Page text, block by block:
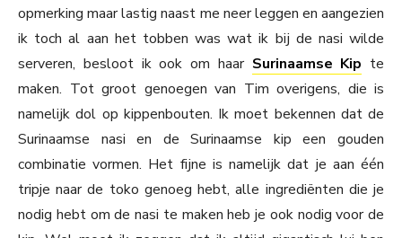
opmerking maar lastig naast me neer leggen en aangezien
ik toch al aan het tobben was wat ik bij de nasi wilde
serveren, besloot ik ook om haar Surinaamse Kip te
maken. Tot groot genoegen van Tim overigens, die is
namelijk dol op kippenbouten. Ik moet bekennen dat de
Surinaamse nasi en de Surinaamse kip een gouden
combinatie vormen. Het fijne is namelijk dat je aan één
tripje naar de toko genoeg hebt, alle ingrediënten die je
nodig hebt om de nasi te maken heb je ook nodig voor de